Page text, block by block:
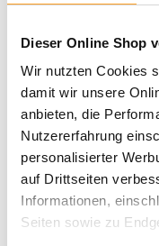
Dieser Online Shop
Wir nutzten Cookies
damit wir unsere
anbieten, die
Nutzererfahrung
personalisierter
auf Drittseiten
Informationen,
Seiten sowie zu
2,45 €
inkl. MwSt. |zzgl.
Sofort verfügbar,